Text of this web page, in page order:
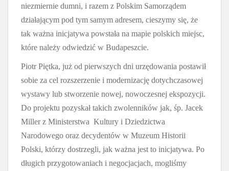
niezmiernie dumni, i razem z Polskim Samorządem
działającym pod tym samym adresem, cieszymy się, że
tak ważna inicjatywa powstała na mapie polskich miejsc,
które należy odwiedzić w Budapeszcie.
Piotr Piętka, już od pierwszych dni urzędowania postawił
sobie za cel rozszerzenie i modernizację dotychczasowej
wystawy lub stworzenie nowej, nowoczesnej ekspozycji.
Do projektu pozyskał takich zwolenników jak, śp. Jacek
Miller z Ministerstwa Kultury i Dziedzictwa
Narodowego oraz decydentów w Muzeum Historii
Polski, którzy dostrzegli, jak ważna jest to inicjatywa. Po
długich przygotowaniach i negocjacjach, mogliśmy